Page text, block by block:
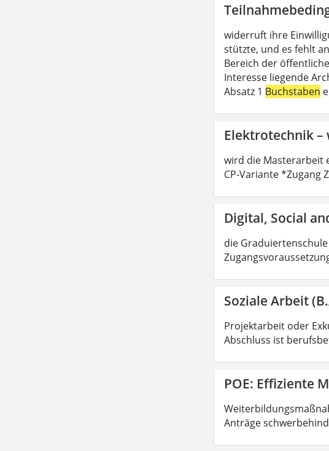
widerruft ihre
stützte, und es fehlt
Bereich der
Interesse liegende
Absatz 1 Buchstaben
Elektrotechnik –
wird die Masterarbeit
CP-Variante *Zugang
Digital, Social
die
Soziale Arbeit
Projektarbeit oder
Abschluss ist
POE: Effiziente
Anträge